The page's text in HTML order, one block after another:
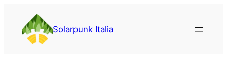
contenuto
Solarpunk Italia